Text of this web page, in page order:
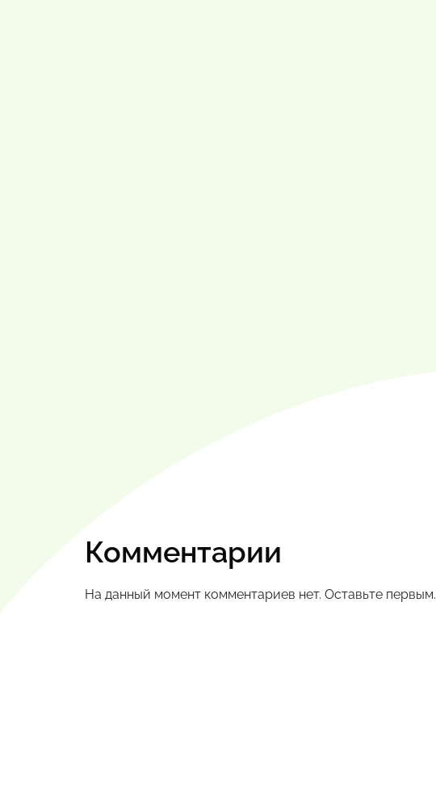
Комментарии
На данный момент комментариев нет. Оставьте первым.